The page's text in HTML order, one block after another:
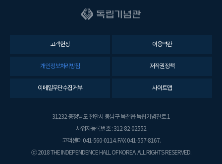
고객헌장 이용약관
개인정보처리방침 저작권정책
이메일무단수집거부 사이트맵
31232 충청남도 천안시 동남구 목천읍 독립기념관로 1
사업자등록번호 : 312-82-02552
고객센터 041-560-0114. FAX 041-557-8167.
ⓒ 2018 THE INDEPENDENCE HALL OF KOREA. ALL RIGHTS RESERVED.